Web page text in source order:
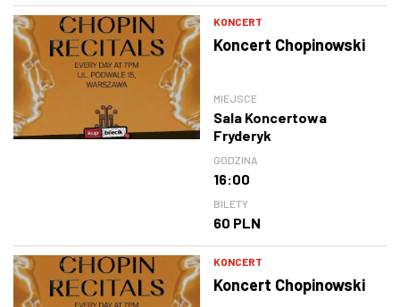
KONCERT
Koncert Chopinowski
MIEJSCE
Sala Koncertowa
Fryderyk
GODZINA
16:00
BILETY
60 PLN
KONCERT
Koncert Chopinowski